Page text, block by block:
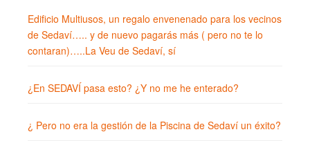
Edificio Multiusos, un regalo envenenado para los vecinos
de Sedaví….. y de nuevo pagarás más ( pero no te lo
contaran)…..La Veu de Sedaví, sí
¿En SEDAVÍ pasa esto? ¿Y no me he enterado?
¿ Pero no era la gestión de la Piscina de Sedaví un éxito?